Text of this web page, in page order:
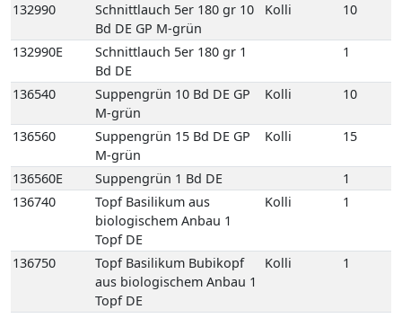
132990
Schnittlauch 5er 180 gr 10
Bd DE GP M-grün
Kolli 10
132990E
Schnittlauch 5er 180 gr 1
Bd DE
1
136540
Suppengrün 10 Bd DE GP
M-grün
Kolli 10
136560
Suppengrün 15 Bd DE GP
M-grün
Kolli 15
136560E Suppengrün 1 Bd DE
1
136740
Topf Basilikum aus
biologischem Anbau 1
Topf DE
Kolli 1
136750
Topf Basilikum Bubikopf
aus biologischem Anbau 1
Topf DE
Kolli 1